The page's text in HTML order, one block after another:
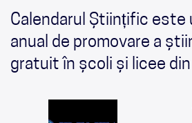
Calendarul Științific este
anual de promovare a
gratuit în școli și licee